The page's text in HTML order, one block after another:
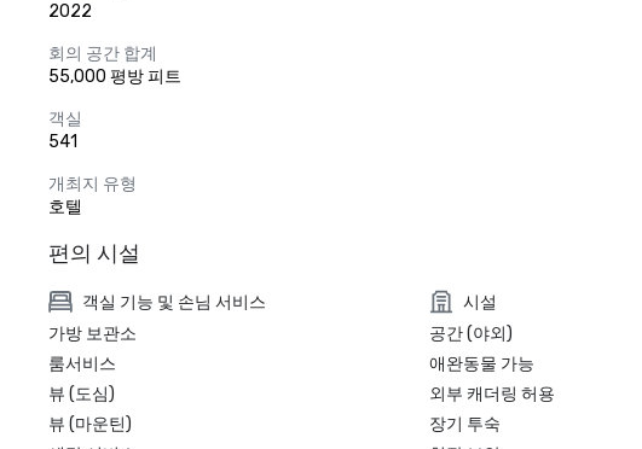
2022
회의 공간 합계
55,000 평방 피트
객실
541
개최지 유형
호텔
편의 시설
객실 기능 및 손님 서비스
가방 보관소
룸서비스
뷰 (도심)
뷰 (마운틴)
시설
공간 (야외)
애완동물 가능
외부 캐더링 허용
장기 투숙